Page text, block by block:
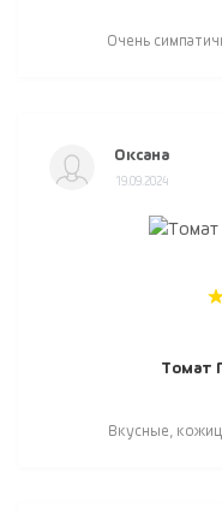
Очень
Оксана
19.09.2024
Томат
Вкусные,